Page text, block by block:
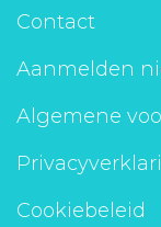
Contact
Aanmelden
Algemene
Cookiebeleid